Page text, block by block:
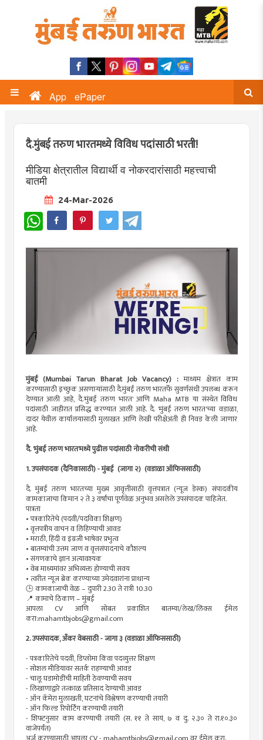
App ePaper
दै.मुंबई तरुण भारतमध्ये विविध पदांसाठी भरती!
मीडिया क्षेत्रातील विद्यार्थी व नोकरदारांसाठी महत्त्वाची
बातमी
24-Mar-2026
WhatsApp
मुंबई (Mumbai Tarun Bharat Job Vacancy) :माध्यम क्षेत्रात काम
करण्यासाठी इच्छुक असणाऱ्यांसाठी दै.मुंबई तरुण भारतर्फे सुवर्णसंधी उपलब्ध करून
देण्यात आली आहे, दै.'मुंबई तरुण भारत' आणि Maha MTB या संस्थेत विविध
पदांसाठी जाहीरात प्रसिद्ध करण्यात आली आहे. दै. 'मुंबई तरुण भारत'च्या वडाळा,
दादर येथील कार्यालयासाठी मुलाखत आणि लेखी परीक्षेअंती ही निवड केली जाणार
आहे.
दै. 'मुंबई तरुण भारत'मध्ये पुढील पदांसाठी नोकरीची संधी
1. उपसंपादक (दैनिकासाठी) - मुंबई (जागा २) (वडाळा ऑफिससाठी)
दै. मुंबई तरुण भारतच्या मुख्य आवृत्तीसाठी वृत्तपत्रात (न्यूज डेस्क) संपादकीय
कामकाजाचा किमान २ ते ३ वर्षांचा पूर्णवेळ अनुभव असलेले उपसंपादक पाहिजेत.
पात्रता
• पत्रकारितेचे (पदवी/पदविका शिक्षण)
• वृत्तपत्रीय वाचन व लिहिण्याची आवड
• मराठी, हिंदी व इंग्रजी भाषेवर प्रभुत्व
• बातम्यांची उत्तम जाण व वृत्तसंपादनाचे कौशल्य
• संगणकाचे ज्ञान अत्यावश्यक
• वेब माध्यमांवर अभिव्यक्त होण्याची सवय
• त्वरीत न्यूज ब्रेक करण्याच्या उमेदवारांना प्राधान्य
🕒 कामकाजाची वेळ – दुपारी 2.30 ते रात्री 10.30
📍 कामाचे ठिकाण – मुंबई
आपला CV आणि सोबत प्रकाशित बातम्या/लेख/लिंक्स ईमेल
करा:mahamtbjobs@gmail.com
2. उपसंपादक, अँकर वेबसाठी - जागा ३ (वडाळा ऑफिससाठी)
- पत्रकारितेचे पदवी, डिप्लोमा किंवा पदव्युत्तर शिक्षण
- सोशल मीडियावर सतर्क राहण्याची आवड
- चालू घडामोडींची माहिती ठेवण्याची सवय
- लिखाणाद्वारे तत्काळ प्रतिसाद देण्याची आवड
- ऑन कॅमेरा मुलाखती, घटनांचे विश्लेषण करण्याची तयारी
- ऑन फिल्ड रिपोर्टिंग करण्याची तयारी
- शिफ्टनुसार काम करण्याची तयारी (स. ११ ते सायं, ७ व दु. २.३० ते रा.१०.३०
वाजेपर्यंत)